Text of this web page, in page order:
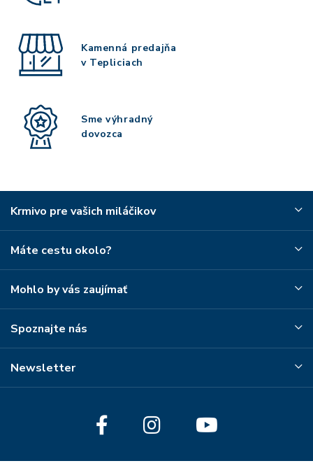
Kamenná predajňa
v Tepliciach
Sme výhradný
dovozca
Krmivo pre vašich miláčikov
Máte cestu okolo?
Mohlo by vás zaujímať
Spoznajte nás
Newsletter